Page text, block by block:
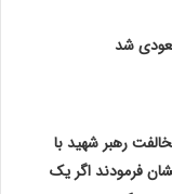
شد
رهبر شهید با
فرمودند اگر یک